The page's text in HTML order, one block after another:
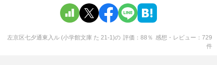
左京区七夕通東入ル (小学館文庫 た 21-1)の 評価 88 ％ 感想・レビュー
729
件